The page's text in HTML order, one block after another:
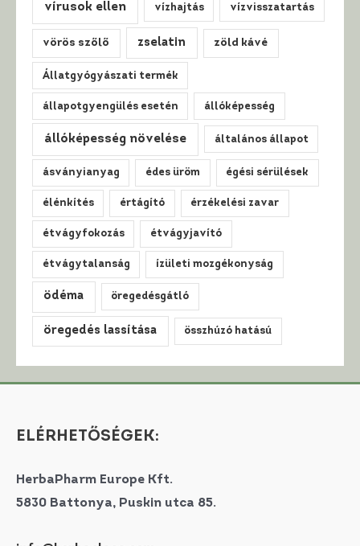
vírusok ellen vízhajtás vízvisszatartás
vörös szőlő zselatin zöld kávé
Állatgyógyászati termék
állapotgyengülés esetén állóképesség
állóképesség növelése általános állapot
ásványianyag édes üröm égési sérülések
élénkítés értágító érzékelési zavar
étvágyfokozás étvágyjavító
étvágytalanság ízületi mozgékonyság
ödéma öregedésgátló
öregedés lassítása összhúzó hatású
ELÉRHETŐSÉGEK:
HerbaPharm Europe Kft.
5830 Battonya, Puskin utca 85.